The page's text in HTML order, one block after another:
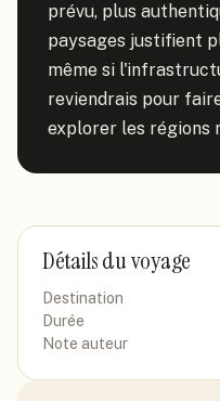
prévu, plus
paysages justifient
même si
reviendrais pour
explorer les régions
Détails du voyage
Destination
Durée
Note auteur